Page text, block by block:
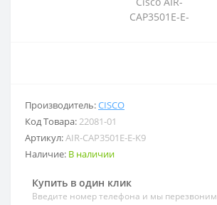
Производитель:CISCO
Код Товара:22081-01
Артикул:AIR-CAP3501E-E-K9
Наличие: В наличии
Купить в один клик
Введите номер телефона и мы перезвоним